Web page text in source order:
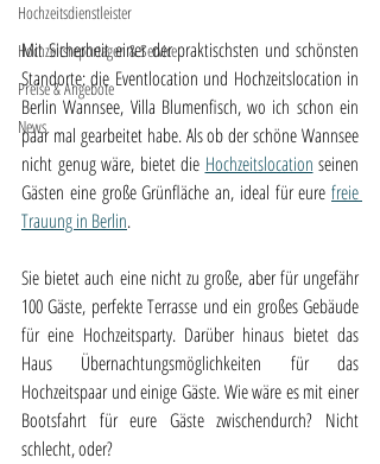
Hochzeitsdienstleister
Hochzeitsreportagen & Service
Preise & Angebote
News
Mit Sicherheit einer der praktischsten und schönsten
Standorte: die Eventlocation und Hochzeitslocation in
Berlin Wannsee, Villa Blumenfisch, wo ich schon ein
paar mal gearbeitet habe. Als ob der schöne Wannsee
nicht genug wäre, bietet die Hochzeitslocation seinen
Gästen eine große Grünfläche an, ideal für eure freie
Trauung in Berlin.
Sie bietet auch eine nicht zu große, aber für ungefähr
100 Gäste, perfekte Terrasse und ein großes Gebäude
für eine Hochzeitsparty. Darüber hinaus bietet das
Haus Übernachtungsmöglichkeiten für das
Hochzeitspaar und einige Gäste. Wie wäre es mit einer
Bootsfahrt für eure Gäste zwischendurch? Nicht
schlecht, oder?